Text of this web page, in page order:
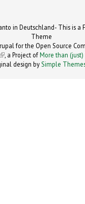
in Deutschland- This is a
Theme
for the Open Source
(link is external)
, a Project ofMore than
design by Simple